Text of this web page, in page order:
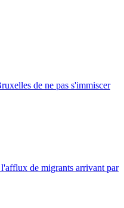
de ne pas s'immiscer
l'afflux de migrants arrivant par